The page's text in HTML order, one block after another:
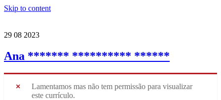
Skip to content
29 08 2023
Ana ******* ********** ******
Lamentamos mas não tem permissão para visualizar
este currículo.